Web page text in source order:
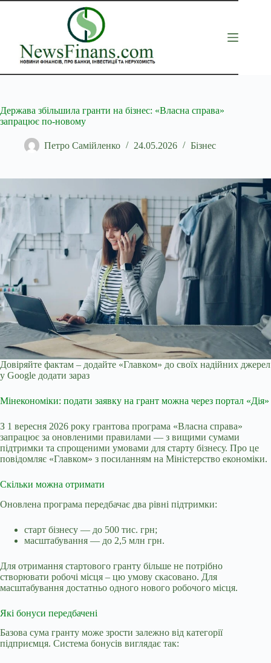
Перейти
Держава збільшила гранти на бізнес: «Власна справа»
запрацює по-новому
Петро Самійленко 24.05.2026 Бізнес
Довіряйте фактам – додайте «Главком» до своїх надійних джерел
у Google додати зараз
Мінекономіки: подати заявку на грант можна через портал «Дія»
З 1 вересня 2026 року грантова програма «Власна справа»
запрацює за оновленими правилами — з вищими сумами
підтримки та спрощеними умовами для старту бізнесу. Про це
повідомляє «Главком» з посиланням на Міністерство економіки.
Скільки можна отримати
Оновлена програма передбачає два рівні підтримки:
старт бізнесу — до 500 тис. грн;
масштабування — до 2,5 млн грн.
Для отримання стартового гранту більше не потрібно
створювати робочі місця – цю умову скасовано. Для
масштабування достатньо одного нового робочого місця.
Які бонуси передбачені
Базова сума гранту може зрости залежно від категорії
підприємця. Система бонусів виглядає так: